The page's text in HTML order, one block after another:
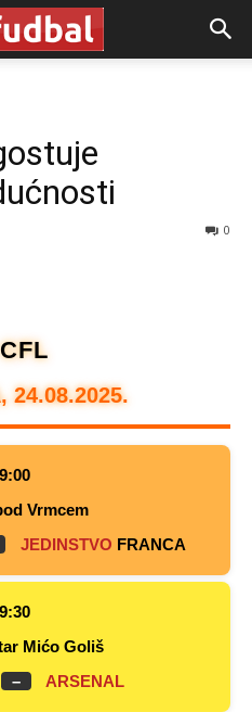
0
24.08.2025.
Vrmcem
JEDINSTVO FRANCA
Mićo Goliš
– ARSENAL